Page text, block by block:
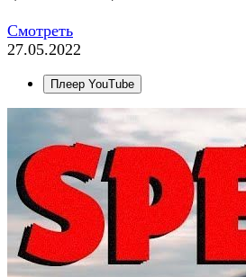
Смотреть
27.05.2022
Плеер YouTube